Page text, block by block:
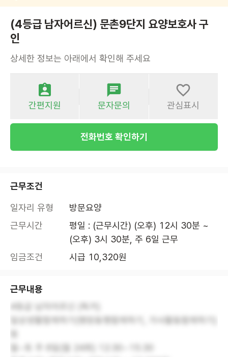
(4등급 남자어르신) 문촌9단지 요양보호사 구
인
상세한 정보는 아래에서 확인해 주세요
간편지원 문자문의 관심표시
전화번호 확인하기
근무조건
일자리 유형
방문요양
근무시간
평일 : (근무시간) (오후) 12시 30분 ~
(오후) 3시 30분, 주 6일 근무
임금조건
시급 10,320원
근무내용